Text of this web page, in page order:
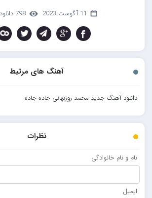
11 آگوست 2023 798 دانلود
آهنگ های مرتبط
دانلود آهنگ جدید محمد روزبهانی جاده جاده
نظرات
نام و نام خانوادگی
ایمیل